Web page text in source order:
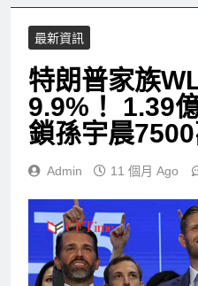
最新資訊
特朗普家族
9.9%！ 1.39
鎖孫宇晨
Admin 11 個月 Ago